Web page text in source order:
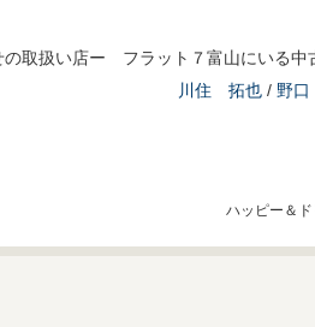
取扱い店ー フラット７富山にいる中
川住 拓也 / 野
ハッピー＆